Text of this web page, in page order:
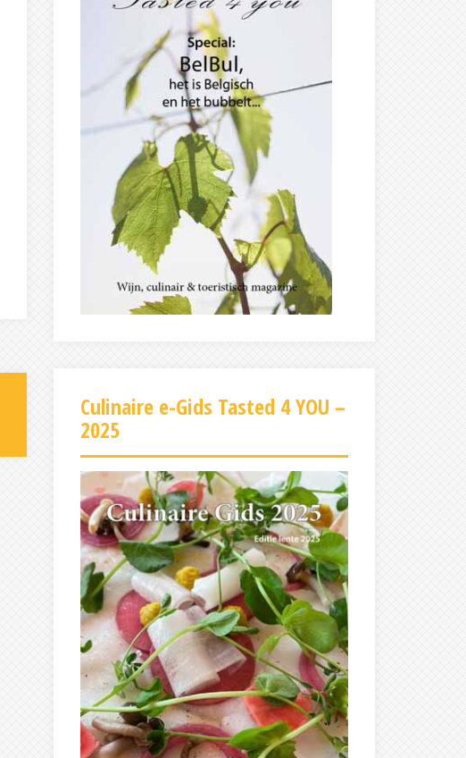
Culinaire e-Gids Tasted 4 YOU –
2025